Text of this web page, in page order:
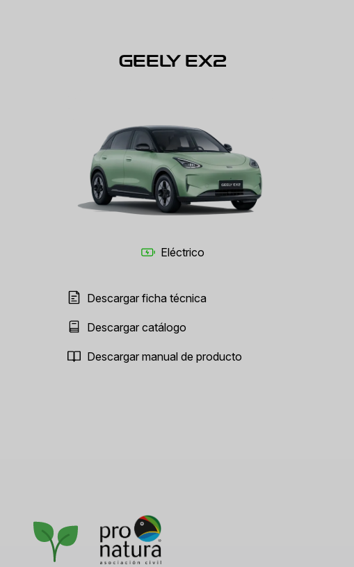
GEELY EX2
Eléctrico
Descargar ficha técnica
Descargar catálogo
Descargar manual de producto